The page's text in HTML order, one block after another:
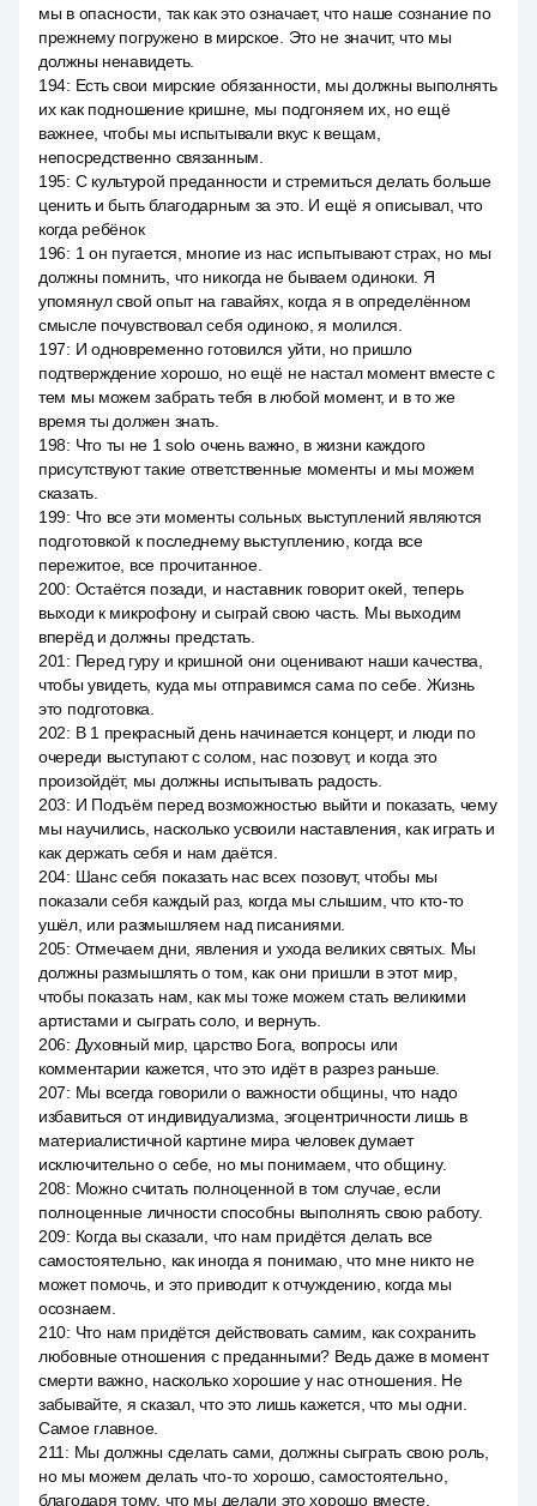
мы в опасности, так как это означает, что наше сознание по
прежнему погружено в мирское. Это не значит, что мы
должны ненавидеть.
194: Есть свои мирские обязанности, мы должны выполнять
их как подношение кришне, мы подгоняем их, но ещё
важнее, чтобы мы испытывали вкус к вещам,
непосредственно связанным.
195: С культурой преданности и стремиться делать больше
ценить и быть благодарным за это. И ещё я описывал, что
когда ребёнок
196: 1 он пугается, многие из нас испытывают страх, но мы
должны помнить, что никогда не бываем одиноки. Я
упомянул свой опыт на гавайях, когда я в определённом
смысле почувствовал себя одиноко, я молился.
197: И одновременно готовился уйти, но пришло
подтверждение хорошо, но ещё не настал момент вместе с
тем мы можем забрать тебя в любой момент, и в то же
время ты должен знать.
198: Что ты не 1 solo очень важно, в жизни каждого
присутствуют такие ответственные моменты и мы можем
сказать.
199: Что все эти моменты сольных выступлений являются
подготовкой к последнему выступлению, когда все
пережитое, все прочитанное.
200: Остаётся позади, и наставник говорит окей, теперь
выходи к микрофону и сыграй свою часть. Мы выходим
вперёд и должны предстать.
201 : Перед гуру и кришной они оценивают наши качества,
чтобы увидеть, куда мы отправимся сама по себе. Жизнь
это подготовка.
202: В 1 прекрасный день начинается концерт, и люди по
очереди выступают с солом, нас позовут, и когда это
произойдёт, мы должны испытывать радость.
203: И Подъём перед возможностью выйти и показать, чему
мы научились, насколько усвоили наставления, как играть и
как держать себя и нам даётся.
204: Шанс себя показать нас всех позовут, чтобы мы
показали себя каждый раз, когда мы слышим, что кто-то
ушёл, или размышляем над писаниями.
205: Отмечаем дни, явления и ухода великих святых. Мы
должны размышлять о том, как они пришли в этот мир,
чтобы показать нам, как мы тоже можем стать великими
артистами и сыграть соло, и вернуть.
206: Духовный мир, царство Бога, вопросы или
комментарии кажется, что это идёт в разрез раньше.
207: Мы всегда говорили о важности общины, что надо
избавиться от индивидуализма, эгоцентричности лишь в
материалистичной картине мира человек думает
исключительно о себе, но мы понимаем, что общину.
208: Можно считать полноценной в том случае, если
полноценные личности способны выполнять свою работу.
209: Когда вы сказали, что нам придётся делать все
самостоятельно, как иногда я понимаю, что мне никто не
может помочь, и это приводит к отчуждению, когда мы
осознаем.
210: Что нам придётся действовать самим, как сохранить
любовные отношения с преданными? Ведь даже в момент
смерти важно, насколько хорошие у нас отношения. Не
забывайте, я сказал, что это лишь кажется, что мы одни.
Самое главное.
211 : Мы должны сделать сами, должны сыграть свою роль,
но мы можем делать что-то хорошо, самостоятельно,
благодаря тому, что мы делали это хорошо вместе.